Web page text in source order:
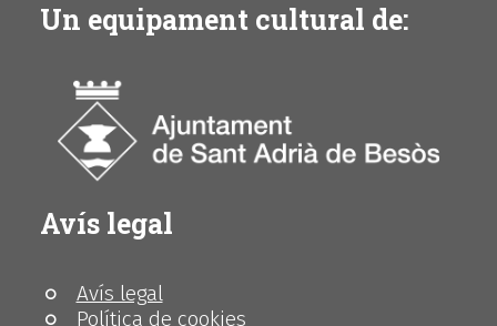
Un equipament cultural de:
Avís legal
Avís legal
Política de cookies